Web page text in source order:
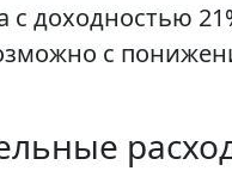
с доходностью
с